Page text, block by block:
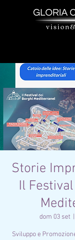
Storie
Il
dom 03 set
  |
Sviluppo e